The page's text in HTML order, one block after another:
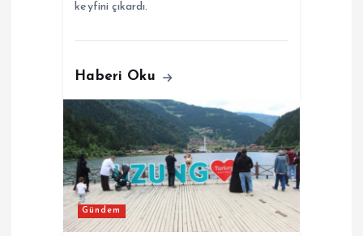
keyfini çıkardı.
Haberi Oku
Gündem